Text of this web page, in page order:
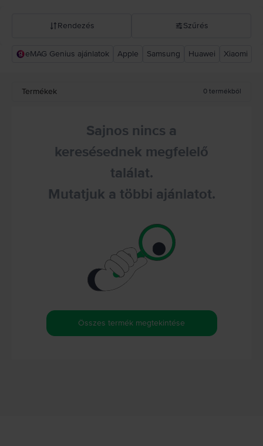
Rendezés
Rejoy ajánlás
Szűrés
eMAG Genius ajánlatok Apple Samsung Huawei Xiaomi
Termékek 0 termékből
Sajnos nincs a
keresésednek megfelelő
találat.
Mutatjuk a többi ajánlatot.
Összes termék megtekintése